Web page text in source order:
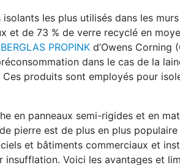
les plus utilisés dans les
et de 73 % de verre recyclé en
PROPINK d’Owens Corning
dans le cas de la
Ces produits sont employés pour
en panneaux semi-rigides et en
pierre est de plus en plus
et bâtiments commerciaux et
Voici les avantages et